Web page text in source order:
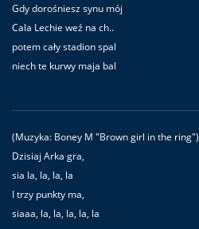
Gdy dorośniesz synu mój
Cala Lechie weź na ch..
potem cały stadion spal
niech te kurwy maja bal
(Muzyka: Boney M "Brown girl in the ring")
Dzisiaj Arka gra,
sia la, la, la, la
I trzy punkty ma,
siaaa, la, la, la, la, la